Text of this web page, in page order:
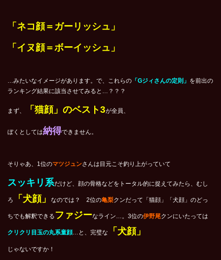
「ネコ顔＝ガーリッシュ」
「イヌ顔＝ボーイッシュ」
…みたいなイメージがあります。で、これらの 「Gジィさんの定則」 を前出の
ランキング結果に該当させてみると…？？？
まず、 「猫顔」のベスト3が全員、
ぼくとしては納得できません。
そりゃあ、1位のマツジュンさんは目元こそ釣り上がっていて
スッキリ系だけど、顔の骨格などをトータル的に捉えてみたら、むし
ろ 「犬顔」 なのでは？ 2位の亀梨クンだって「猫顔」「犬顔」のどっ
ちでも解釈できる ファジーなライン…。3位の伊野尾クンにいたっては
クリクリ目玉の丸系童顔…と、完璧な 「犬顔」
じゃないですか！